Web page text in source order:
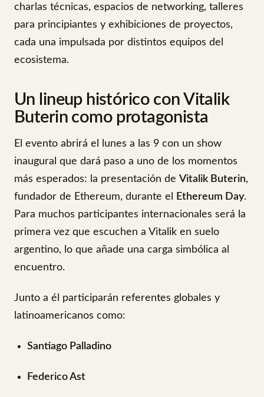
charlas técnicas, espacios de networking, talleres
para principiantes y exhibiciones de proyectos,
cada una impulsada por distintos equipos del
ecosistema.
Un lineup histórico con Vitalik
Buterin como protagonista
El evento abrirá el lunes a las 9 con un show
inaugural que dará paso a uno de los momentos
más esperados: la presentación de Vitalik Buterin,
fundador de Ethereum, durante el
Ethereum Day.
Para muchos participantes internacionales será la
primera vez que escuchen a Vitalik en suelo
argentino, lo que añade una carga simbólica al
encuentro.
Junto a él participarán referentes globales y
latinoamericanos como:
Santiago Palladino
Federico Ast